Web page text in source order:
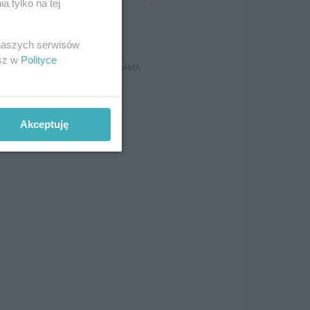
je
Majdaniec
tylko na tej
serwisów
w Polityce
Akceptuję